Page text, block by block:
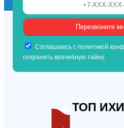
Соглашаюсь с политикой
сохранить врачебную тайну.
ТОП